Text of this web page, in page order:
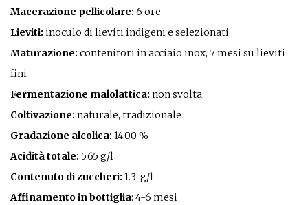
Macerazione pellicolare: 6 ore
Lieviti: inoculo di lieviti indigeni e selezionati
Maturazione: contenitori in acciaio inox, 7 mesi su lieviti
fini
Fermentazione malolattica: non svolta
Coltivazione: naturale, tradizionale
Gradazione alcolica: 14.00 %
Acidità totale: 5.65 g/l
Contenuto di zuccheri: 1.3 g/l
Affinamento in bottiglia: 4-6 mesi